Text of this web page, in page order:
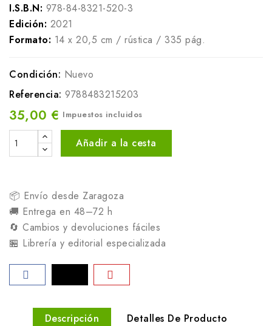
I.S.B.N: 978-84-8321-520-3
Edición: 2021
Formato: 14 x 20,5 cm / rústica / 335 pág.
Condición: Nuevo
Referencia: 9788483215203
35,00 € Impuestos incluidos
Añadir a la cesta
📦 Envío desde Zaragoza
🚚 Entrega en 48–72 h
🔄 Cambios y devoluciones fáciles
🏪 Librería y editorial especializada
Descripción Detalles De Producto